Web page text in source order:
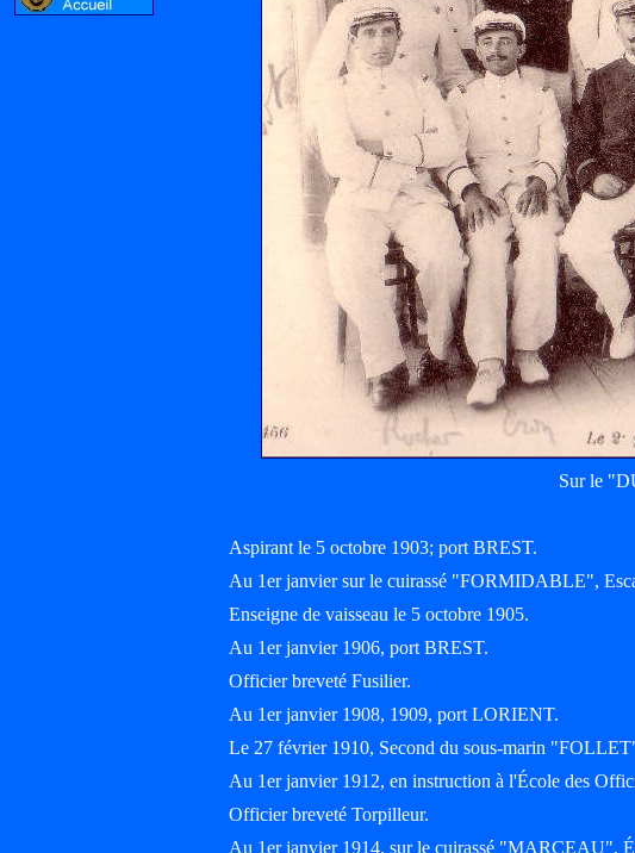
Sur le
Aspirant le 5 octobre 1903; port BREST.
Au 1er janvier sur le cuirassé "FORMIDABLE",
Enseigne de vaisseau le 5 octobre 1905.
Au 1er janvier 1906, port BREST.
Officier breveté Fusilier.
Au 1er janvier 1908, 1909, port LORIENT.
Le 27 février 1910, Second du sous-marin
Au 1er janvier 1912, en instruction à l'École des
Officier breveté Torpilleur.
Au 1er janvier 1914, sur le cuirassé "MARCEAU",